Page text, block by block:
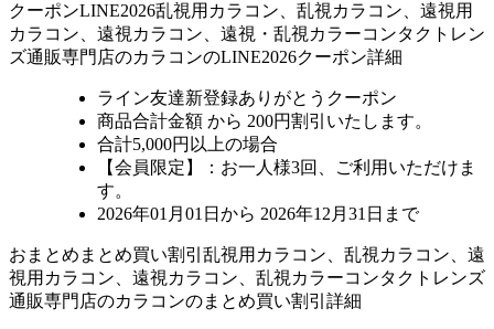
クーポンLINE2026乱視用カラコン、乱視カラコン、遠視用
カラコン、遠視カラコン、遠視・乱視カラーコンタクトレン
ズ通販専門店のカラコンのLINE2026クーポン詳細
ライン友達新登録ありがとうクーポン
商品合計金額 から 200円割引 いたします。
合計5,000円以上の場合
【会員限定】：お一人様3回
、ご利用いただけま
す。
2026年01月01日から 2026年12月31日まで
おまとめ まとめ買い割引 乱視用カラコン、乱視カラコン、遠
視用カラコン、遠視カラコン、乱視カラーコンタクトレンズ
通販専門店のカラコンのまとめ買い割引詳細